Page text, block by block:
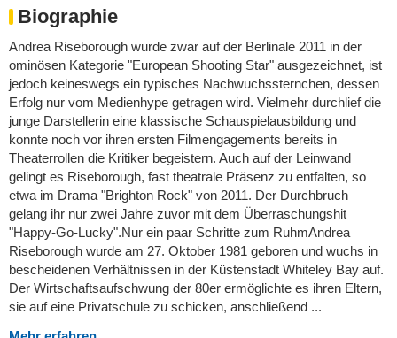
Biographie
Andrea Riseborough wurde zwar auf der Berlinale 2011 in der
ominösen Kategorie "European Shooting Star" ausgezeichnet, ist
jedoch keineswegs ein typisches Nachwuchssternchen, dessen
Erfolg nur vom Medienhype getragen wird. Vielmehr durchlief die
junge Darstellerin eine klassische Schauspielausbildung und
konnte noch vor ihren ersten Filmengagements bereits in
Theaterrollen die Kritiker begeistern. Auch auf der Leinwand
gelingt es Riseborough, fast theatrale Präsenz zu entfalten, so
etwa im Drama "Brighton Rock" von 2011. Der Durchbruch
gelang ihr nur zwei Jahre zuvor mit dem Überraschungshit
"Happy-Go-Lucky".Nur ein paar Schritte zum RuhmAndrea
Riseborough wurde am 27. Oktober 1981 geboren und wuchs in
bescheidenen Verhältnissen in der Küstenstadt Whiteley Bay auf.
Der Wirtschaftsaufschwung der 80er ermöglichte es ihren Eltern,
sie auf eine Privatschule zu schicken, anschließend ...